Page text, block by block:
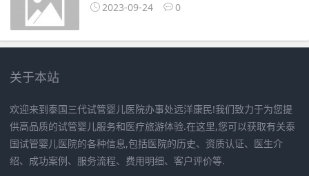
2023-09-24
0
关于本站
欢迎来到泰国三代试管婴儿医院办事处远洋康民!我们致力于为您提
供高品质的试管婴儿服务和医疗旅游体验.在这里,您可以获取有关泰
国试管婴儿医院的各种信息,包括医院的历史、资质认证、医生介
绍、成功案例、服务流程、费用明细、客户评价等.